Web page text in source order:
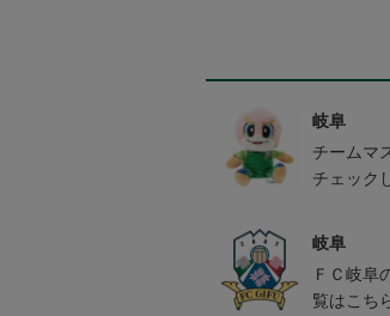
岐阜
チームマ
チェック
岐阜
ＦＣ岐阜
覧はこち